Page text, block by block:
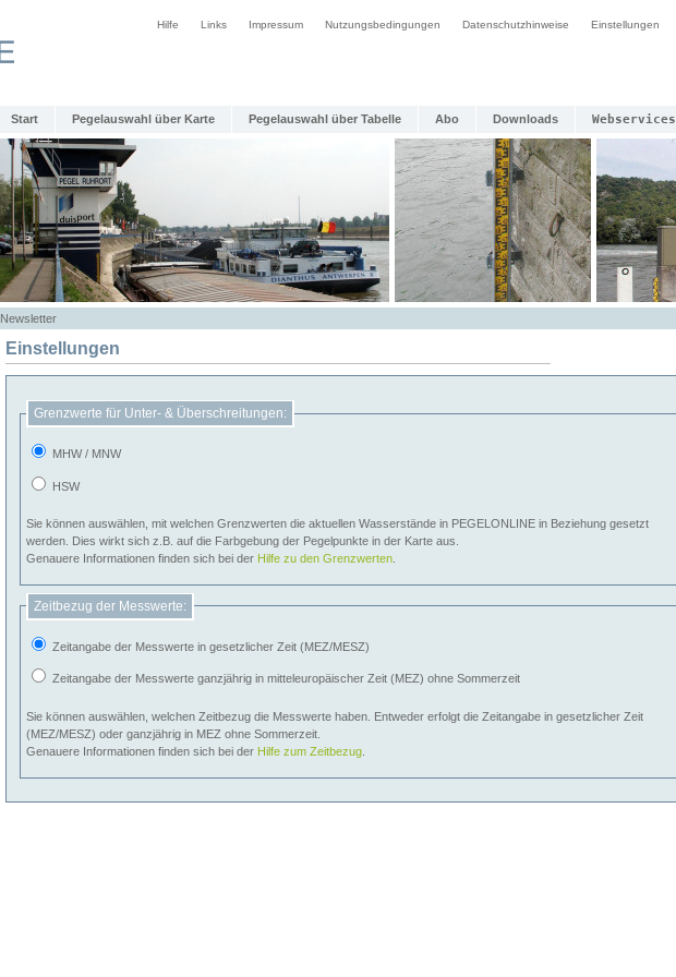
Hilfe Links Impressum Nutzungsbedingungen Datenschutzhinweise Einstellungen
Start Pegelauswahl über Karte Pegelauswahl über Tabelle Abo Downloads Webservices
Newsletter
Einstellungen
Grenzwerte für Unter- & Überschreitungen:
MHW / MNW
HSW
Sie können auswählen, mit welchen Grenzwerten die aktuellen Wasserstände in PEGELONLINE in Beziehung gesetzt
werden. Dies wirkt sich z.B. auf die Farbgebung der Pegelpunkte in der Karte aus.
Genauere Informationen finden sich bei der Hilfe zu den Grenzwerten
Zeitbezug der Messwerte:
Zeitangabe der Messwerte in gesetzlicher Zeit (MEZ/MESZ)
Zeitangabe der Messwerte ganzjährig in mitteleuropäischer Zeit (MEZ) ohne Sommerzeit
Sie können auswählen, welchen Zeitbezug die Messwerte haben. Entweder erfolgt die Zeitangabe in gesetzlicher Zeit
(MEZ/MESZ) oder ganzjährig in MEZ ohne Sommerzeit.
Genauere Informationen finden sich bei der Hilfe zum Zeitbezug